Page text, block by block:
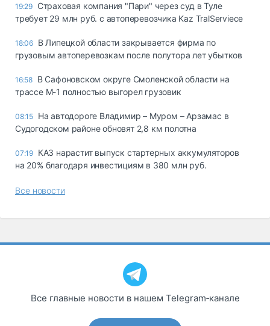
19:29 Страховая компания "Пари" через суд в Туле
требует 29 млн руб. с автоперевозчика Kaz TralServiece
18:06 В Липецкой области закрывается фирма по
грузовым автоперевозкам после полутора лет убытков
16:58 В Сафоновском округе Смоленской области на
трассе М-1 полностью выгорел грузовик
08:15 На автодороге Владимир – Муром – Арзамас в
Судогодском районе обновят 2,8 км полотна
07:19 КАЗ нарастит выпуск стартерных аккумуляторов
на 20% благодаря инвестициям в 380 млн руб.
Все новости
Все главные новости в нашем Telegram‑канале